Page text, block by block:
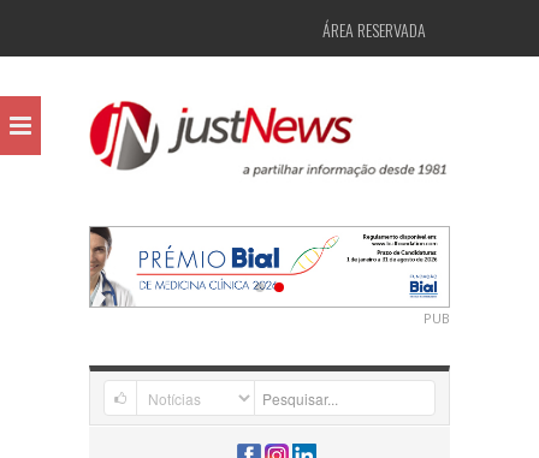
ÁREA RESERVADA
PUB